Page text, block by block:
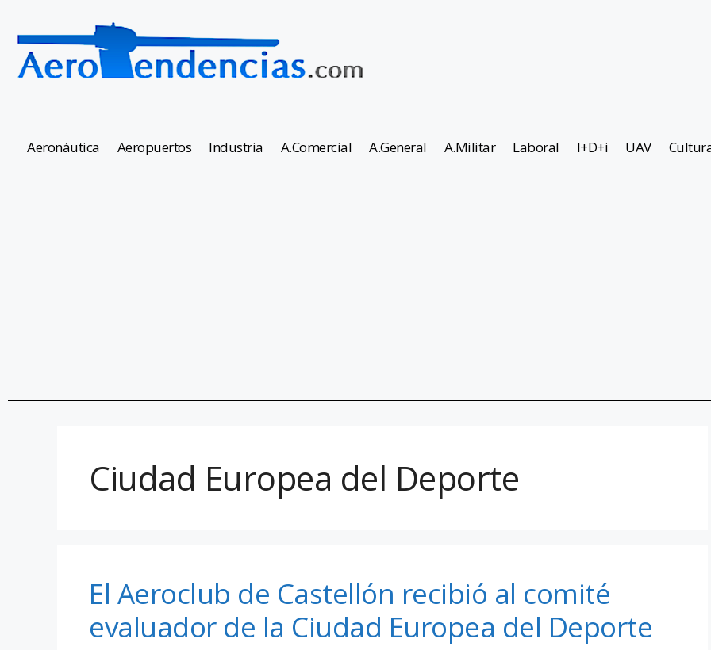
Aeronáutica Aeropuertos Industria A.Comercial A.General A.Militar Laboral I+D+i UAV
Ciudad Europea del Deporte
El Aeroclub de Castellón recibió al comité
evaluador de la Ciudad Europea del Deporte